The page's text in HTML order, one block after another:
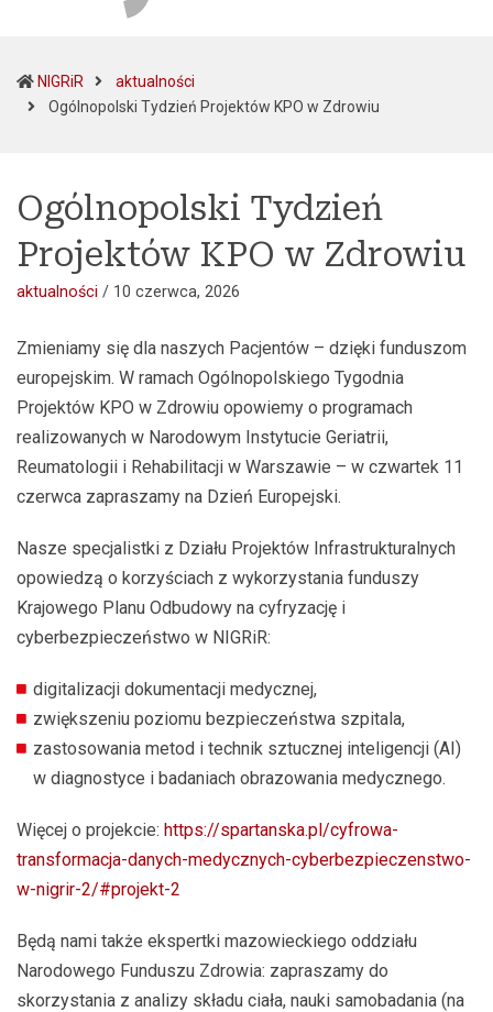
NIGRiR
aktualności
Ogólnopolski Tydzień Projektów KPO w Zdrowiu
Ogólnopolski Tydzień
Projektów KPO w Zdrowiu
aktualności / 10 czerwca, 2026
Zmieniamy się dla naszych Pacjentów – dzięki funduszom
europejskim. W ramach Ogólnopolskiego Tygodnia
Projektów KPO w Zdrowiu opowiemy o programach
realizowanych w Narodowym Instytucie Geriatrii,
Reumatologii i Rehabilitacji w Warszawie – w czwartek 11
czerwca zapraszamy na Dzień Europejski.
Nasze specjalistki z Działu Projektów Infrastrukturalnych
opowiedzą o korzyściach z wykorzystania funduszy
Krajowego Planu Odbudowy na cyfryzację i
cyberbezpieczeństwo w NIGRiR:
digitalizacji dokumentacji medycznej,
zwiększeniu poziomu bezpieczeństwa szpitala,
zastosowania metod i technik sztucznej inteligencji (AI)
w diagnostyce i badaniach obrazowania medycznego.
Więcej o projekcie: https://spartanska.pl/cyfrowa-
transformacja-danych-medycznych-cyberbezpieczenstwo-
w-nigrir-2/#projekt-2
Będą nami także ekspertki mazowieckiego oddziału
Narodowego Funduszu Zdrowia: zapraszamy do
skorzystania z analizy składu ciała, nauki samobadania (na